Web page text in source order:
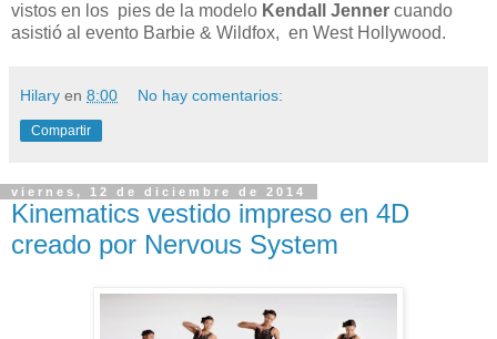
vistos en los pies de la modelo Kendall Jenner cuando
asistió al evento Barbie & Wildfox, en West Hollywood.
Hilary en 8:00 No hay comentarios:
Compartir
viernes, 12 de diciembre de 2014
Kinematics vestido impreso en 4D
creado por Nervous System